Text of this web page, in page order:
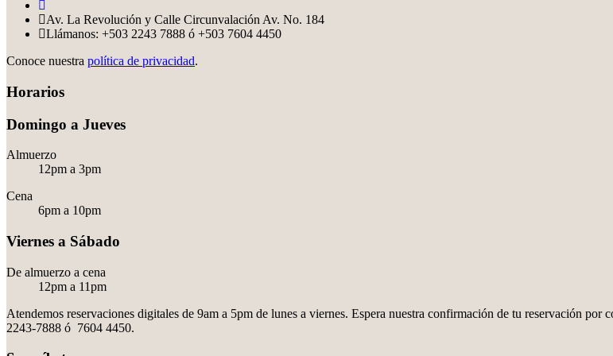
Av. La Revolución y Calle Circunvalación Av. No. 184
Llámanos: +503 2243 7888 ó +503 7604 4450
Conoce nuestra política de privacidad.
Horarios
Domingo a Jueves
Almuerzo
12pm a 3pm
Cena
6pm a 10pm
Viernes a Sábado
De almuerzo a cena
12pm a 11pm
Atendemos reservaciones digitales de 9am a 5pm de lunes a viernes. Espera nuestra confirmación de tu reservación
2243-7888 ó 7604 4450.